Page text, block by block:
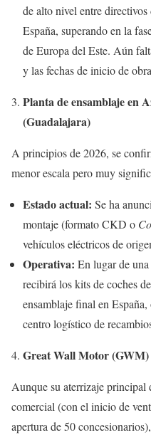
de alto nivel entre
España, superando en la
de Europa del Este. Aún
y las fechas de inicio de
Planta de ensamblaje en
(Guadalajara)
A principios de 2026, se
menor escala pero muy
Estado actual: Se ha
montaje (formato CKD o
vehículos eléctricos de
Operativa: En lugar de
recibirá los kits de coches
ensamblaje final en
centro logístico de
Great Wall Motor (GWM)
Aunque su aterrizaje principal
comercial (con el inicio de
apertura de 50